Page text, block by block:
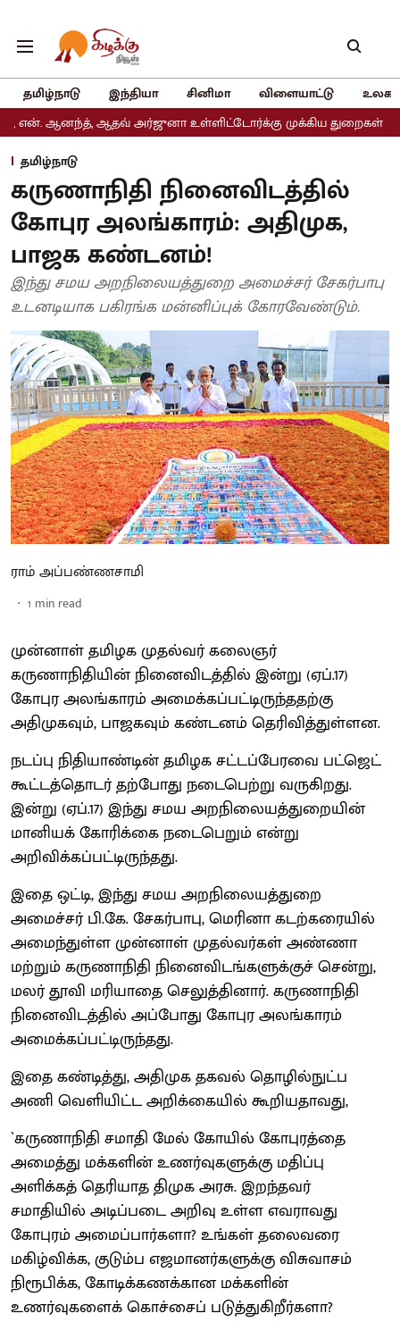
தமிழ்நாடு இந்தியா சினிமா விளையாட்டு
அர்ஜுனா உள்ளிட்டோர்க்கு முக்கிய துறைகள் ஒதுக்கீடு
தமிழ்நாடு
கருணாநிதி நினைவிடத்தில்
கோபுர அலங்காரம்: அதிமுக,
பாஜக கண்டனம்!
இந்து சமய அறநிலையத்துறை அமைச்சர் சேகர்பாபு
உடனடியாக பகிரங்க மன்னிப்புக் கோரவேண்டும்.
ராம் அப்பண்ணசாமி
1 min read
முன்னாள் தமிழக முதல்வர் கலைஞர்
கருணாநிதியின் நினைவிடத்தில் இன்று (ஏப்.17)
கோபுர அலங்காரம் அமைக்கப்பட்டிருந்ததற்கு
அதிமுகவும், பாஜகவும் கண்டனம் தெரிவித்துள்ளன.
நடப்பு நிதியாண்டின் தமிழக சட்டப்பேரவை பட்ஜெட்
கூட்டத்தொடர் தற்போது நடைபெற்று வருகிறது.
இன்று (ஏப்.17) இந்து சமய அறநிலையத்துறையின்
மானியக் கோரிக்கை நடைபெறும் என்று
அறிவிக்கப்பட்டிருந்தது.
இதை ஒட்டி, இந்து சமய அறநிலையத்துறை
அமைச்சர் பி.கே. சேகர்பாபு, மெரினா கடற்கரையில்
அமைந்துள்ள முன்னாள் முதல்வர்கள் அண்ணா
மற்றும் கருணாநிதி நினைவிடங்களுக்குச் சென்று,
மலர் தூவி மரியாதை செலுத்தினார். கருணாநிதி
நினைவிடத்தில் அப்போது கோபுர அலங்காரம்
அமைக்கப்பட்டிருந்தது.
இதை கண்டித்து, அதிமுக தகவல் தொழில்நுட்ப
அணி வெளியிட்ட அறிக்கையில் கூறியதாவது,
`கருணாநிதி சமாதி மேல் கோயில் கோபுரத்தை
அமைத்து மக்களின் உணர்வுகளுக்கு மதிப்பு
அளிக்கத் தெரியாத திமுக அரசு. இறந்தவர்
சமாதியில் அடிப்படை அறிவு உள்ள எவராவது
கோபுரம் அமைப்பார்களா? உங்கள் தலைவரை
மகிழ்விக்க, குடும்ப எஜமானர்களுக்கு விசுவாசம்
நிரூபிக்க, கோடிக்கணக்கான மக்களின்
உணர்வுகளைக் கொச்சைப் படுத்துகிறீர்களா?